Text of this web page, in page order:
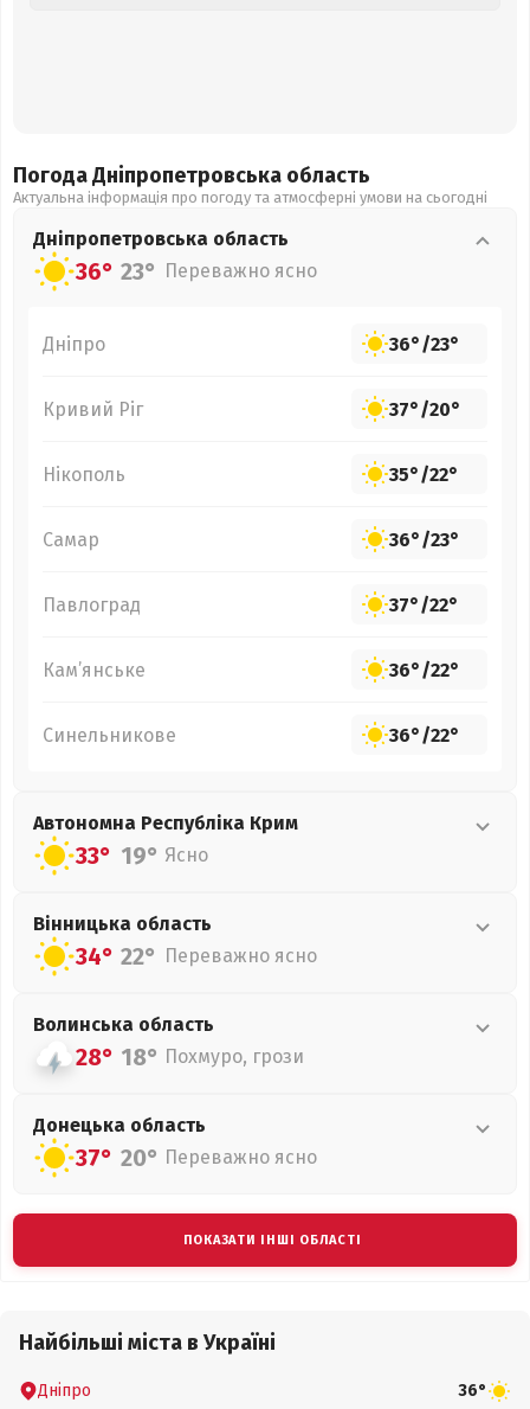
Погода Дніпропетровська область
Актуальна інформація про погоду та атмосферні умови на сьогодні
Дніпропетровська область
36° 23° Переважно ясно
Дніпро 36°/23°
Кривий Ріг 37°/20°
Нікополь 35°/22°
Самар 36°/23°
Павлоград 37°/22°
Кам’янське 36°/22°
Синельникове 36°/22°
Автономна Республіка Крим
33° 19° Ясно
Вінницька область
34° 22° Переважно ясно
Волинська область
28° 18° Похмуро, грози
Донецька область
37° 20° Переважно ясно
ПОКАЗАТИ ІНШІ ОБЛАСТІ
Найбільші міста в Україні
Дніпро 36°